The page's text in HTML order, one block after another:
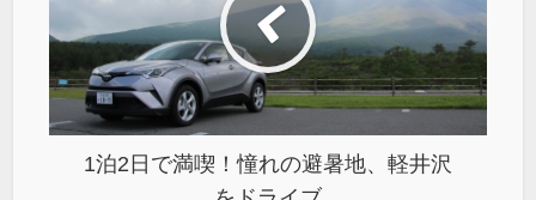
1泊2日で満喫！憧れの避暑地、軽井沢